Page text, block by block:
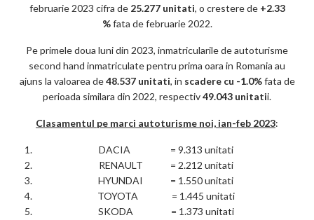
februarie 2023 cifra de 25.277 unitati, o crestere de +2.33
%fata de februarie 2022.
Pe primele doua luni din 2023, inmatricularile de autoturisme
second hand inmatriculate pentru prima oara in Romania au
ajuns la valoarea de48.537 unitati, in scadere cu -1.0%fata de
perioada similara din 2022, respectiv49.043 unitatii.
Clasamentul pe marci autoturisme noi, ian-feb 2023:
DACIA = 9.313 unitati
RENAULT = 2.212 unitati
HYUNDAI = 1.550 unitati
TOYOTA = 1.445 unitati
SKODA = 1.373 unitati